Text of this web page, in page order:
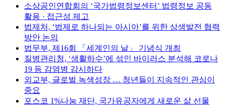
소상공인연합회의 ‘국가법령정보센터’ 법령정보 공동
활용 · 접근성 제고
법제처, ‘법제로 하나되는 아시아’를 위한 상생발전 협력
방안 논의
법무부, 제16회 「세계인의 날」 기념식 개최
질병관리청, ‘생활하수’에 섞인 바이러스 분석해 코로나
19 등 감염병 감시하다
외교부, 글로벌 녹색성장 … 청년들이 지속적인 관심이
중요
포스코 1%나눔 재단, 국가유공자에게 새로운 삶 선물